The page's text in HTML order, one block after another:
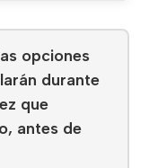
opciones
durante
que
antes de